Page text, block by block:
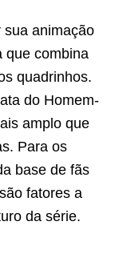
sua animação
que combina
quadrinhos.
do Homem-
amplo que
Para os
base de fãs
fatores a
da série.